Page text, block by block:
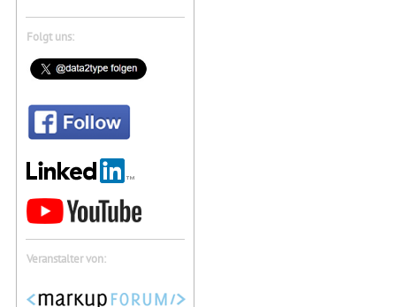
Folgt uns:
Veranstalter von: